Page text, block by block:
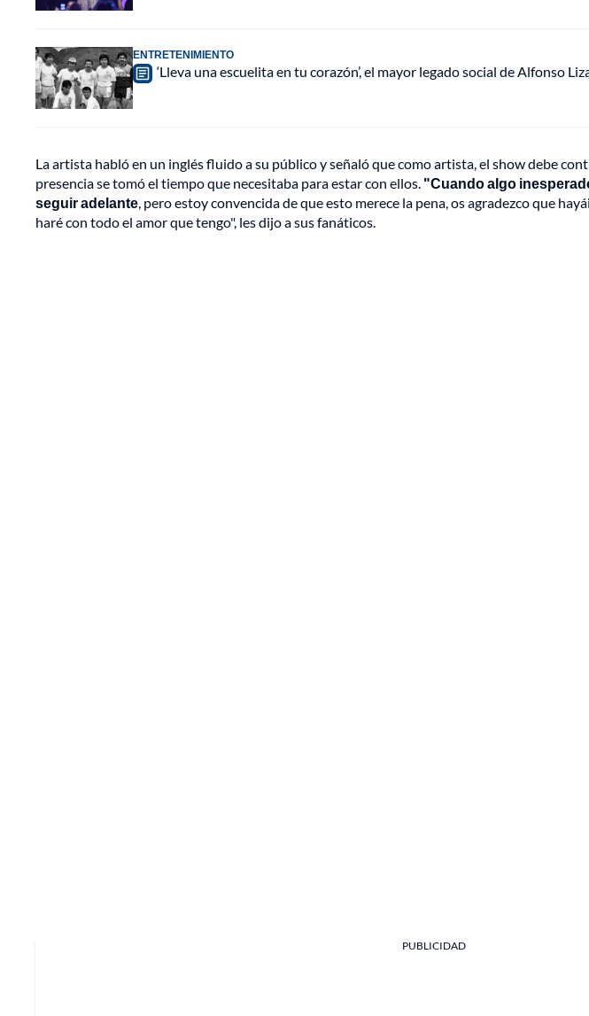
ENTRETENIMIENTO
‘Lleva una escuelita en tu corazón’, el mayor legado social de Alfonso
La artista habló en un inglés fluido a su público y señaló que como artista, el show debe
presencia se tomó el tiempo que necesitaba para estar con ellos. "Cuando algo
seguir adelante, pero estoy convencida de que esto merece la pena, os agradezco que
haré con todo el amor que tengo", les dijo a sus fanáticos.
PUBLICIDAD